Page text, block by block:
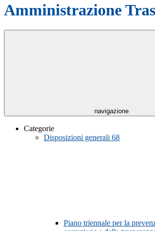
Amministrazione
navigazione
Categorie
Disposizioni generali 68
Piano triennale per la